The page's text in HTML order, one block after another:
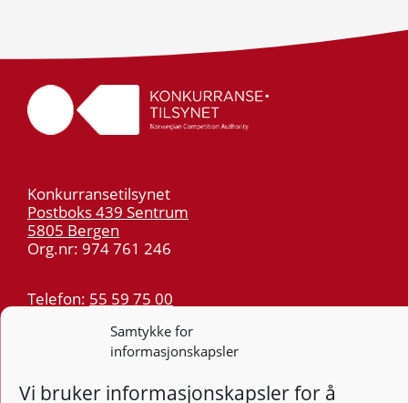
Samtykke for
informasjonskapsler
Vi bruker informasjonskapsler for å
Konkurransetilsynet
Postboks 439 Sentrum
5805 Bergen
Org.nr: 974 761 246
Telefon: 55 59 75 00
Nyhetsvarsel >>